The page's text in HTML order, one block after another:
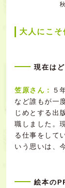
大人にこ
現在は
笠原さん：
５
など誰もが一
じめとする出
職しました。
る仕事をして
いう思いは、
絵本の